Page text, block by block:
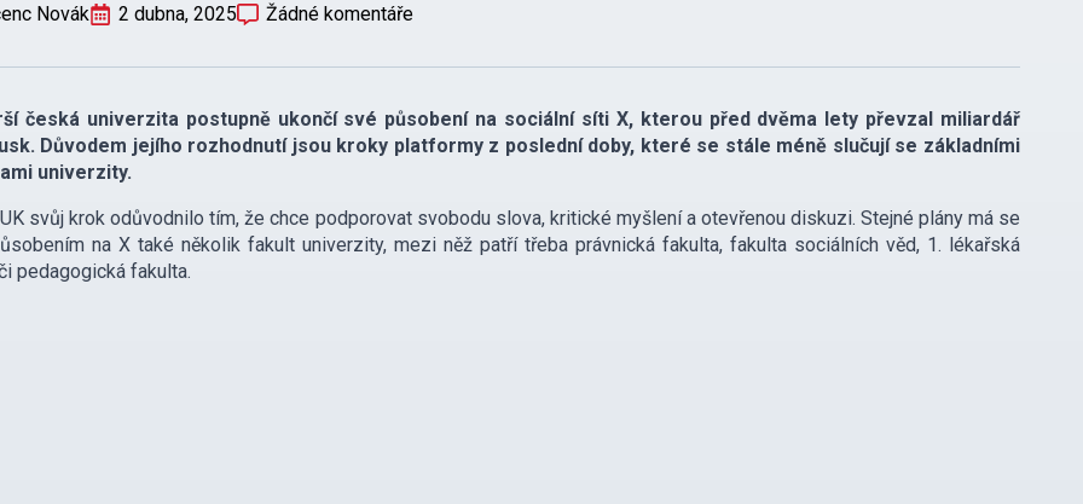
Novák 2 dubna, 2025 Žádné komentáře
česká univerzita postupně ukončí své působení na sociální síti X, kterou před dvěma lety převzal miliardář
Důvodem jejího rozhodnutí jsou kroky platformy z poslední doby, které se stále méně slučují se základními
univerzity.
svůj krok odůvodnilo tím, že chce podporovat svobodu slova, kritické myšlení a otevřenou diskuzi. Stejné plány má se
na X také několik fakult univerzity, mezi něž patří třeba právnická fakulta, fakulta sociálních věd, 1. lékařská
pedagogická fakulta.